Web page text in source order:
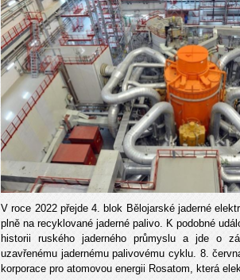
V roce 2022 přejde 4. blok Bělojarské jaderné
plně na recyklované jaderné palivo. K podobné
historii ruského jaderného průmyslu a jde o
uzavřenému jadernému palivovému cyklu. 8.
korporace pro atomovou energii Rosatom, která